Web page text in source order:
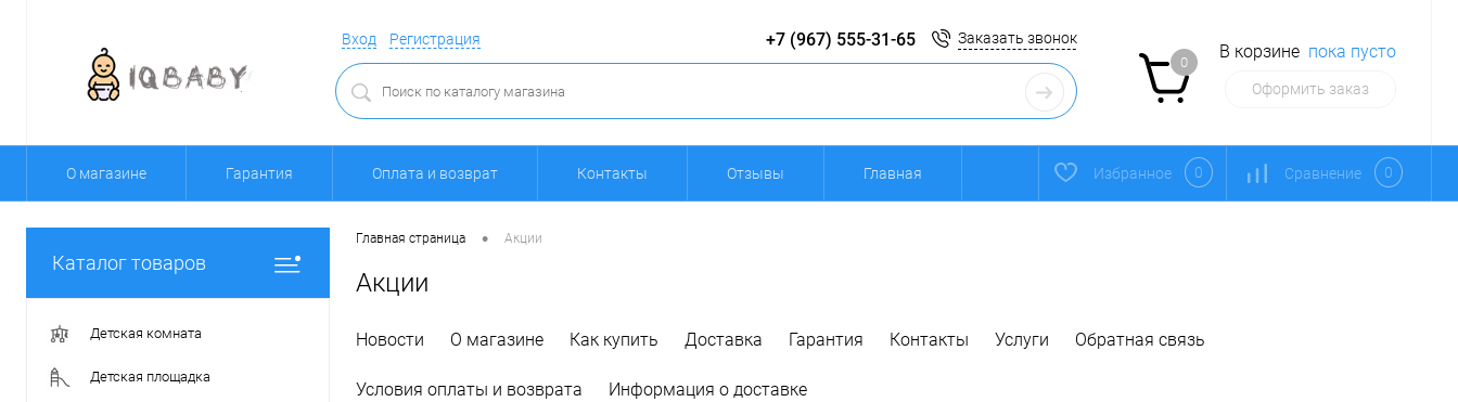
Вход Регистрация +7 (967) 555-31-65 Заказать звонок
0
В корзине пока пусто
Оформить заказ
О магазине Гарантия Оплата и возврат Контакты Отзывы Главная Избранное 0 Сравнение 0
Каталог товаров
Детская комната
Детская площадка
Главная страница • Акции
Акции
Новости О магазине Как купить Доставка Гарантия Контакты Услуги Обратная связь
Условия оплаты и возврата Информация о доставке